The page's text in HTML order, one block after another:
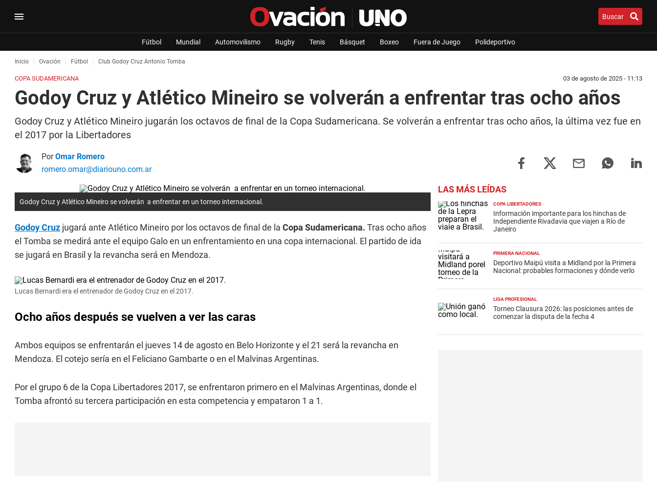
Buscar
Fútbol Mundial Automovilismo Rugby Tenis Básquet Boxeo Fuera de Juego Polideportivo
Inicio Ovación Fútbol Club Godoy Cruz Antonio Tomba
COPA SUDAMERICANA 03 de agosto de 2025 - 11:13
Godoy Cruz y Atlético Mineiro se volverán a enfrentar tras ocho años
Godoy Cruz y Atlético Mineiro jugarán los octavos de final de la Copa Sudamericana. Se volverán a enfrentar tras ocho años, la última vez fue en
el 2017 por la Libertadores
PorOmar Romero
romero.omar@diariouno.com.ar
Godoy Cruz y Atlético Mineiro se volverán a enfrentar en un torneo internacional.
Godoy Cruz jugará ante Atlético Mineiro por los octavos de final de la Copa Sudamericana. Tras ocho años
el Tomba se medirá ante el equipo Galo en un enfrentamiento en una copa internacional. El partido de ida
se jugará en Brasil y la revancha será en Mendoza.
Lucas Bernardi era el entrenador de Godoy Cruz en el 2017.
Ocho años después se vuelven a ver las caras
Ambos equipos se enfrentarán el jueves 14 de agosto en Belo Horizonte y el 21 será la revancha en
Mendoza. El cotejo sería en el Feliciano Gambarte o en el Malvinas Argentinas.
Por el grupo 6 de la Copa Libertadores 2017, se enfrentaron primero en el Malvinas Argentinas, donde el
Tomba afrontó su tercera participación en esta competencia y empataron 1 a 1.
LAS MÁS LEÍDAS
COPA LIBERTADORES
Información importante para los hinchas de
Independiente Rivadavia que viajen a Río de
Janeiro
PRIMERA NACIONAL
Deportivo Maipú visita a Midland por la Primera
Nacional: probables formaciones y dónde verlo
LIGA PROFESIONAL
Torneo Clausura 2026: las posiciones antes de
comenzar la disputa de la fecha 4